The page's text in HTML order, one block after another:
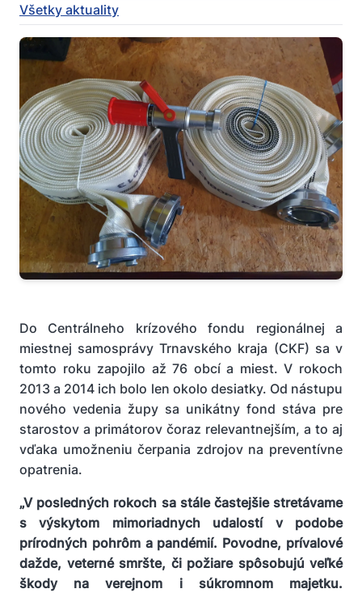
Všetky aktuality
Do Centrálneho krízového fondu regionálnej a
miestnej samosprávy Trnavského kraja (CKF) sa v
tomto roku zapojilo až 76 obcí a miest. V rokoch
2013 a 2014 ich bolo len okolo desiatky. Od nástupu
nového vedenia župy sa unikátny fond stáva pre
starostov a primátorov čoraz relevantnejším, a to aj
vďaka umožneniu čerpania zdrojov na preventívne
opatrenia.
„V posledných rokoch sa stále častejšie stretávame
s výskytom mimoriadnych udalostí v podobe
prírodných pohrôm a pandémií. Povodne, prívalové
dažde, veterné smršte, či požiare spôsobujú veľké
škody na verejnom i súkromnom majetku.